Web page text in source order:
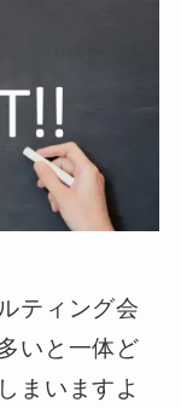
ティング会
いと一体ど
まいますよ